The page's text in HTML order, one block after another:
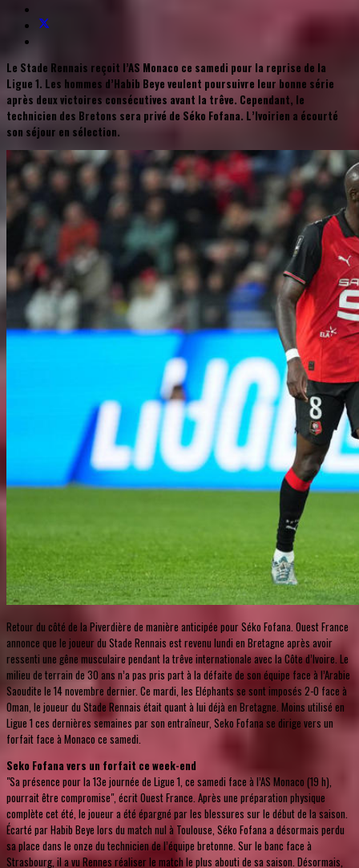
Le Stade Rennais reçoit l’AS Monaco ce samedi pour la reprise de la
Ligue 1. Les hommes d’Habib Beye veulent poursuivre leur bonne série
après deux victoires consécutives avant la trêve. Cependant, le
technicien des Bretons sera privé de Séko Fofana. L’Ivoirien a écourté
son séjour en sélection.
Retour du côté de la Piverdière de manière anticipée pour Séko Fofana. Ouest France
annonce que le joueur du Stade Rennais est revenu lundi en Bretagne après avoir
ressenti une gêne musculaire pendant la trêve internationale avec la Côte d’Ivoire. Le
milieu de terrain de 30 ans n’a pas pris part à la défaite de son équipe face à l’Arabie
Saoudite le 14 novembre dernier. Ce mardi, les Eléphants se sont imposés 2-0 face à
Oman, le joueur du Stade Rennais était quant à lui déjà en Bretagne. Moins utilisé en
Ligue 1 ces dernières semaines par son entraîneur, Seko Fofana se dirige vers un
forfait face à Monaco ce samedi.
Seko Fofana vers un forfait ce week-end
"Sa présence pour la 13e journée de Ligue 1, ce samedi face à l’AS Monaco (19 h),
pourrait être compromise", écrit Ouest France. Après une préparation physique
complète cet été, le joueur a été épargné par les blessures sur le début de la saison.
Écarté par Habib Beye lors du match nul à Toulouse, Séko Fofana a désormais perdu
sa place dans le onze du technicien de l’équipe bretonne. Sur le banc face à
Strasbourg, il a vu Rennes réaliser le match le plus abouti de sa saison. Désormais,